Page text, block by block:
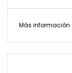
Más información